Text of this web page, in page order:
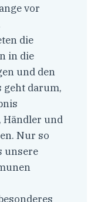
vor
die
in die
und den
geht darum,
Händler und
Nur so
unsere